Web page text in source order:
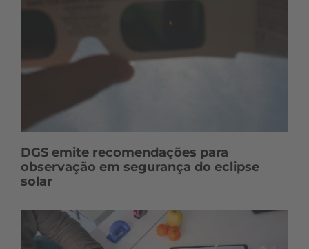
DGS emite recomendações para
observação em segurança do eclipse
solar